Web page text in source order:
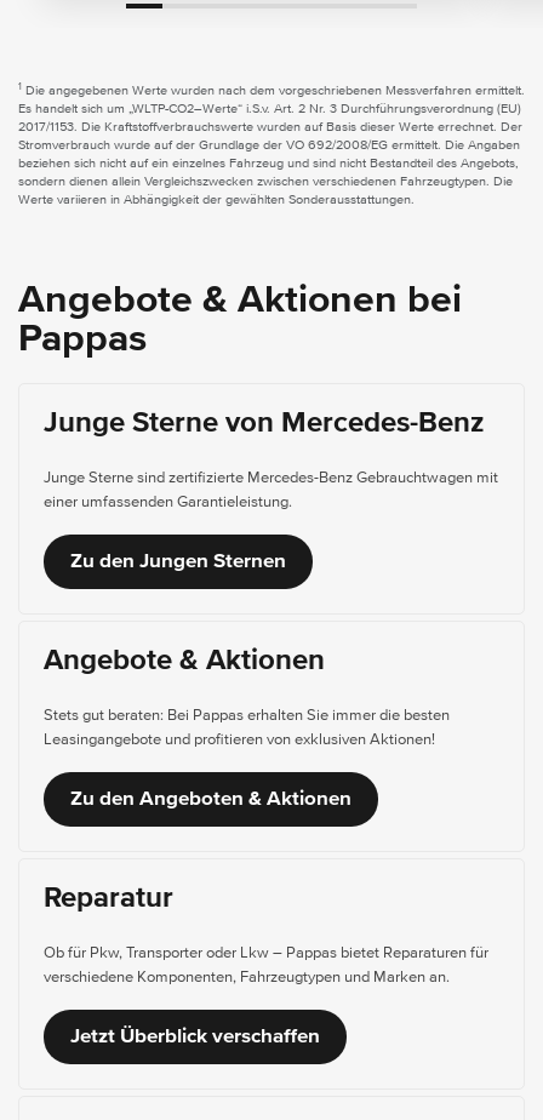
1
Die angegebenen Werte wurden nach dem vorgeschriebenen Messverfahren ermittelt.
Es handelt sich um „WLTP-CO2–Werte“ i.S.v. Art. 2 Nr. 3 Durchführungsverordnung (EU)
2017/1153. Die Kraftstoffverbrauchswerte wurden auf Basis dieser Werte errechnet. Der
Stromverbrauch wurde auf der Grundlage der VO 692/2008/EG ermittelt. Die Angaben
beziehen sich nicht auf ein einzelnes Fahrzeug und sind nicht Bestandteil des Angebots,
sondern dienen allein Vergleichszwecken zwischen verschiedenen Fahrzeugtypen. Die
Werte variieren in Abhängigkeit der gewählten Sonderausstattungen.
Angebote & Aktionen bei
Pappas
Junge Sterne von Mercedes-Benz
Junge Sterne sind zertifizierte Mercedes-Benz Gebrauchtwagen mit
einer umfassenden Garantieleistung.
Zu den Jungen Sternen
Angebote & Aktionen
Stets gut beraten: Bei Pappas erhalten Sie immer die besten
Leasingangebote und profitieren von exklusiven Aktionen!
Zu den Angeboten & Aktionen
Reparatur
Ob für Pkw, Transporter oder Lkw – Pappas bietet Reparaturen für
verschiedene Komponenten, Fahrzeugtypen und Marken an.
Jetzt Überblick verschaffen